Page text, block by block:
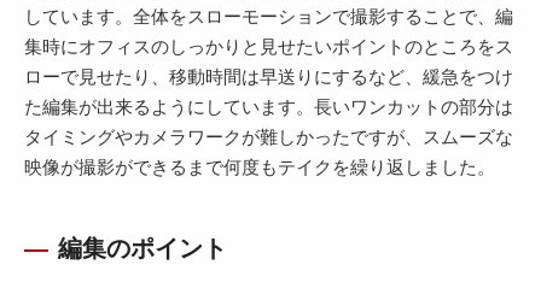
しています。全体をスローモーションで撮影することで、編
集時にオフィスのしっかりと見せたいポイントのところをス
ローで見せたり、移動時間は早送りにするなど、緩急をつけ
た編集が出来るようにしています。長いワンカットの部分は
タイミングやカメラワークが難しかったですが、スムーズな
映像が撮影ができるまで何度もテイクを繰り返しました。
編集のポイント